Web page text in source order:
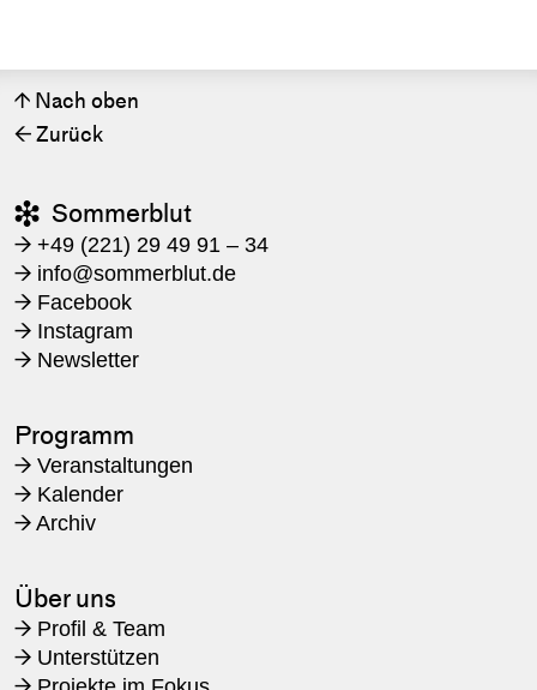
↑ Nach oben
← Zurück
 Sommerblut
→ +49 (221) 29 49 91 – 34
→ ​info@sommerblut.de
→ Facebook
→ Instagram
→ Newsletter
Programm
→ Veranstaltungen
→ Kalender
→ Archiv
Über uns
→ Profil & Team
→ Unterstützen